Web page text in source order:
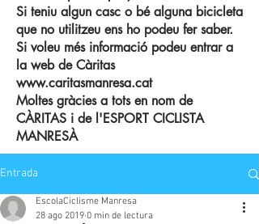
Si teniu algun casc o bé alguna bicicleta
que no utilitzeu ens ho podeu fer saber.
Si voleu més informació podeu entrar a
la web de Càritas
www.caritasmanresa.cat
Moltes gràcies a tots en nom de
CÀRITAS i de l'ESPORT CICLISTA
MANRESÀ
Entrada
EscolaCiclisme Manresa
28 ago 2019 0 min de lectura